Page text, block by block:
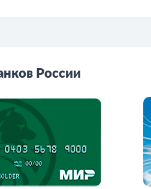
России